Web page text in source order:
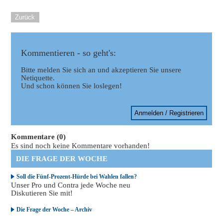
Zurück
Kommentieren - so geht's:
Bitte melden Sie sich an und akzeptieren Sie unsere
Netiquette.
Und schon können Sie loslegen!
Anmelden / Registrieren
Kommentare (0)
Es sind noch keine Kommentare vorhanden!
DIE FRAGE DER WOCHE
Soll die Fünf-Prozent-Hürde bei Wahlen fallen?
Unser Pro und Contra jede Woche neu
Diskutieren Sie mit!
Die Frage der Woche – Archiv